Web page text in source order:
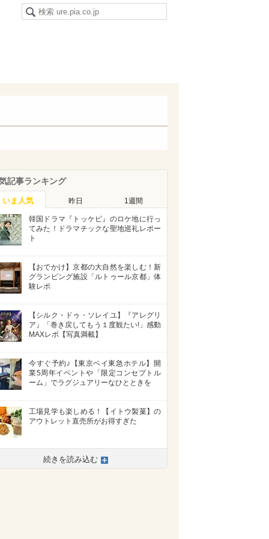
記事ランキング
いま人気 昨日 1週間
韓国ドラマ『トッケビ』のロケ地に行っ
てみた！ドラマチックな聖地巡礼レポー
ト
【おでかけ】京都の大自然を楽しむ！新
グランピング施設「ルトゥール京都」体
験レポ
【シルク・ドゥ・ソレイユ】『アレグリ
ア』「巻き戻してもう１度観たい!」感動
MAXレポ【写真満載】
今すぐ予約♪【東京ベイ東急ホテル】開
業5周年イベントや「限定コンセプトル
ーム」でラグジュアリーなひとときを
工場見学も楽しめる！【イトウ製菓】の
アウトレット直売所がお得すぎた
続きを読み込む